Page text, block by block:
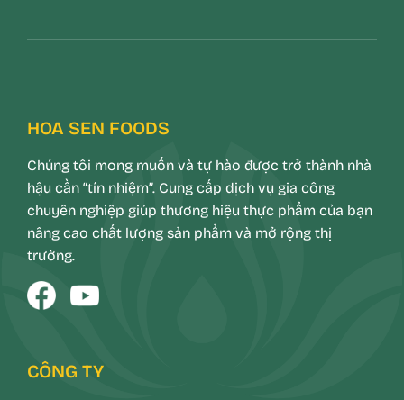
HOA SEN FOODS
Chúng tôi mong muốn và tự hào được trở thành nhà
hậu cần “tín nhiệm”. Cung cấp dịch vụ gia công
chuyên nghiệp giúp thương hiệu thực phẩm của bạn
nâng cao chất lượng sản phẩm và mở rộng thị
trường.
CÔNG TY